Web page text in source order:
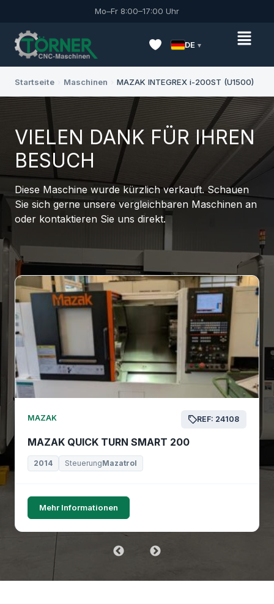
Mo–Fr 8:00–17:00 Uhr
DE
Startseite Maschinen MAZAK INTEGREX i-200ST (U1500)
VIELEN DANK FÜR IHREN
BESUCH
Diese Maschine wurde kürzlich verkauft. Schauen
Sie sich gerne unsere vergleichbaren Maschinen an
oder kontaktieren Sie uns direkt.
MAZAK REF: 24108
MAZAK QUICK TURN SMART 200
2014 SteuerungMazatrol
Mehr Informationen